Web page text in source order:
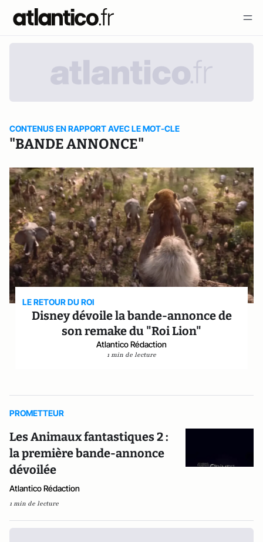
CONTENUS EN RAPPORT AVEC LE MOT-CLE
"BANDE ANNONCE"
LE RETOUR DU ROI
Disney dévoile la bande-annonce de
son remake du "Roi Lion"
Atlantico Rédaction
1 min de lecture
PROMETTEUR
Les Animaux fantastiques 2 :
la première bande-annonce
dévoilée
Atlantico Rédaction
1 min de lecture